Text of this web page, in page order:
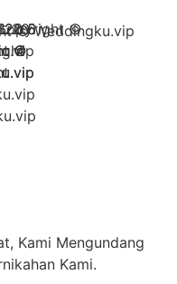
Kami Mengundang
Kami.